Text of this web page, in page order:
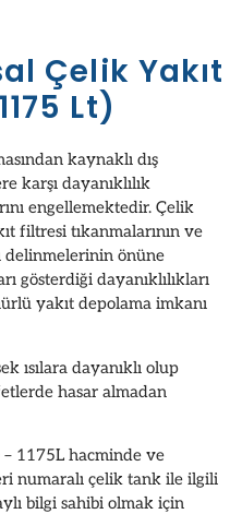
Çelik Yakıt
Lt)
kaynaklı dış
karşı dayanıklılık
engellemektedir. Çelik
filtresi tıkanmalarının ve
delinmelerinin önüne
gösterdiği dayanıklılıkları
yakıt depolama imkanı
ısılara dayanıklı olup
hasar almadan
1175L hacminde ve
numaralı çelik tank ile ilgili
bilgi sahibi olmak için